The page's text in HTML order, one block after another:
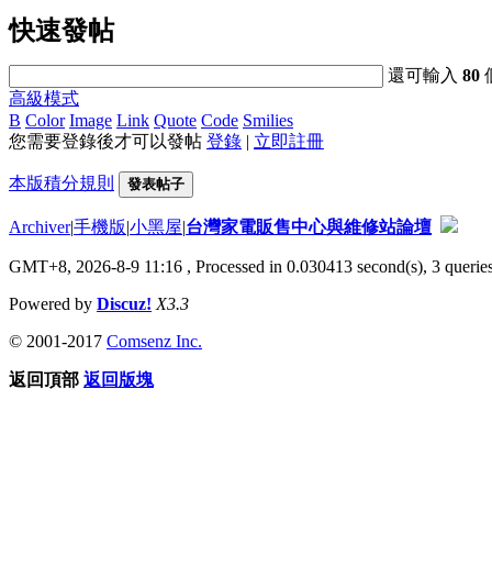
快速發帖
還可輸入80
高級模式
B Color Image Link Quote Code Smilies
您需要登錄後才可以發帖 登錄 | 立即註冊
本版積分規則 發表帖子
Archiver|手機版|小黑屋|台灣家電販售中心與維修站論壇
GMT+8, 2026-8-9 11:16 , Processed in 0.030413 second(s), 3
Powered by Discuz! X3.3
© 2001-2017 Comsenz Inc.
返回頂部 返回版塊